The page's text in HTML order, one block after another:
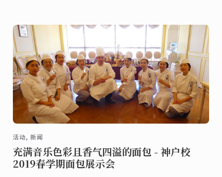
活动, 新闻
充满音乐色彩且香气四溢的面包 - 神户校
2019春学期面包展示会